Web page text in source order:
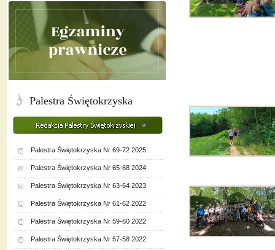
Palestra Świętokrzyska
Palestra Świętokrzyska Nr 69-72 2025
Palestra Świętokrzyska Nr 65-68 2024
Palestra Świętokrzyska Nr 63-64 2023
Palestra Świętokrzyska Nr 61-62 2022
Palestra Świętokrzyska Nr 59-60 2022
Palestra Świętokrzyska Nr 57-58 2022